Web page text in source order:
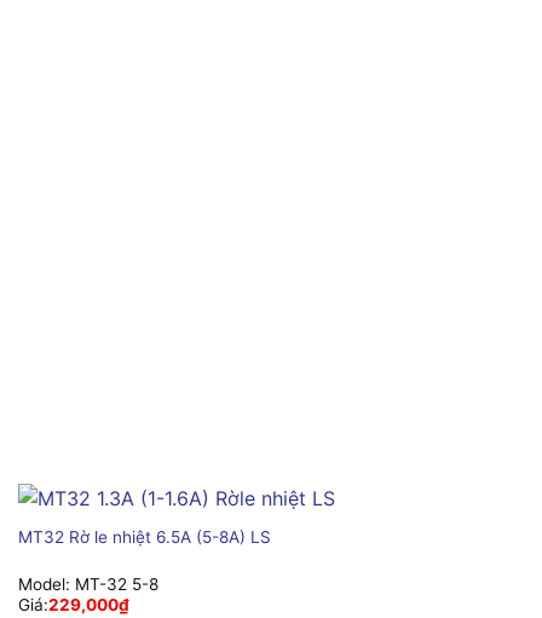
MT32 Rờ le nhiệt 6.5A (5-8A) LS
Model: MT-32 5-8
Giá:229,000₫